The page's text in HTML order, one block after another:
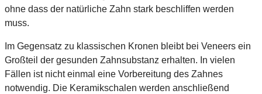
ohne dass der natürliche Zahn stark beschliffen werden
muss.
Im Gegensatz zu klassischen Kronen bleibt bei Veneers ein
Großteil der gesunden Zahnsubstanz erhalten. In vielen
Fällen ist nicht einmal eine Vorbereitung des Zahnes
notwendig. Die Keramikschalen werden anschließend